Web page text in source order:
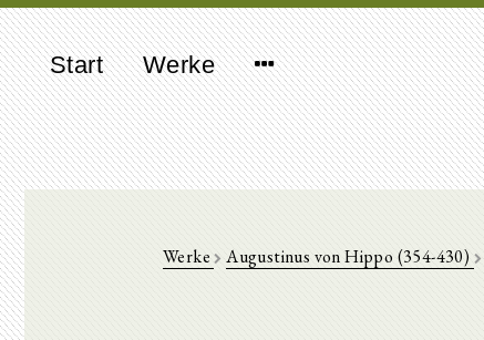
Start Werke
Werke Augustinus von Hippo (354-430)